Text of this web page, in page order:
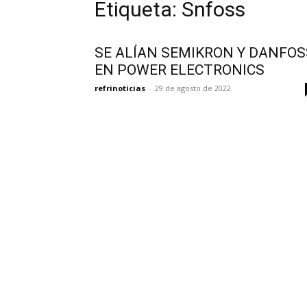
Etiqueta: Snfoss
SE ALÍAN SEMIKRON Y
EN POWER ELECTRONICS
refrinoticias - 29 de agosto de 2022